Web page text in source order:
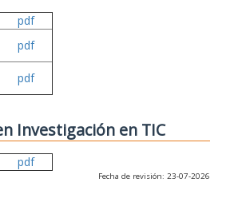
pdf
pdf
pdf
Investigación en TIC
pdf
Fecha de revisión: 23-07-2026